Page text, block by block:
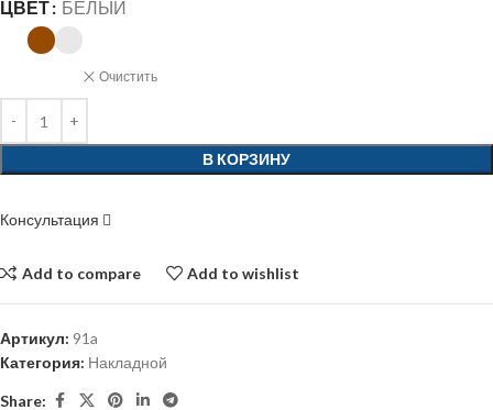
ЦВЕТ БЕЛЫЙ
Очистить
В КОРЗИНУ
Консультация
Add to compare Add to wishlist
Артикул: 91a
Категория: Накладной
Share: